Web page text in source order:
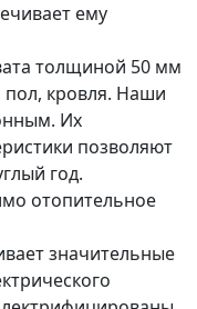
ему
толщиной 50 мм
пол, кровля. Наши
Их
позволяют
год.
отопительное
значительные